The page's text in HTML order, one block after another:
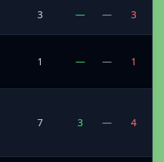
3 — — 3
1 — — 1
7 3 — 4